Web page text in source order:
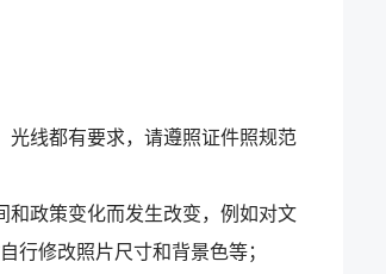
线都有要求，请遵照证件照规范
政策变化而发生改变，例如对文
行修改照片尺寸和背景色等；